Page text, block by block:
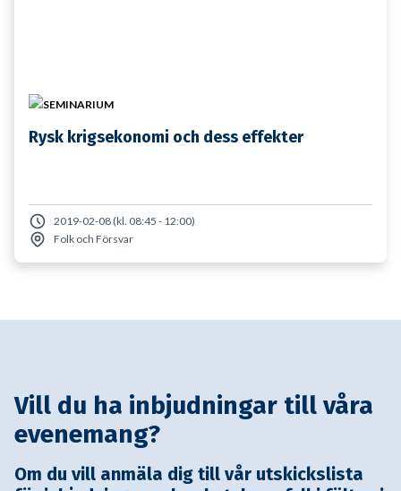
SEMINARIUM
Rysk krigsekonomi och dess effekter
2019-02-08 (kl. 08:45 - 12:00)
Folk och Försvar
Vill du ha inbjudningar till våra
evenemang?
Om du vill anmäla dig till vår utskickslista